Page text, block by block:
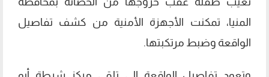
المنيا، تمكنت الأجهزة الأمنية من كشف تفاصيل
الواقعة وضبط مرتكبتها.